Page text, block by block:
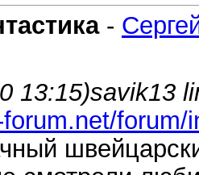
-
13:15)savik13